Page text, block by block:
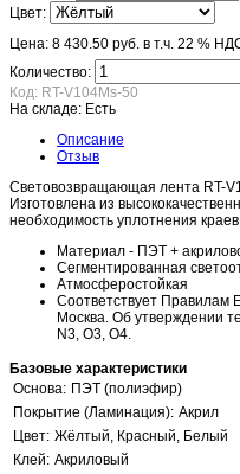
Цвет:
Цена: 8 430.50 руб. в т.ч. 22 %
Количество:
Код: RT-V104Ms-50
На складе: Есть
Описание
Отзыв
Световозвращающая лента RT-
Изготовлена из
необходимость уплотнения
Материал - ПЭТ +
Сегментированная
Атмосферостойкая
Соответствует Правилам
Москва. Об утверждении
N3, О3, О4.
Базовые характеристики
Основа: ПЭТ (полиэфир)
Покрытие (Ламинация): Акрил
Цвет: Жёлтый, Красный, Белый
Клей: Акриловый